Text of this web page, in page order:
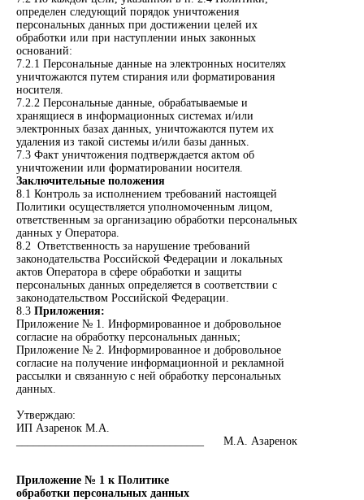
определен следующий порядок уничтожения
персональных данных при достижении целей их
обработки или при наступлении иных законных
оснований:
7.2.1 Персональные данные на электронных носителях
уничтожаются путем стирания или форматирования
носителя.
7.2.2 Персональные данные, обрабатываемые и
хранящиеся в информационных системах и/или
электронных базах данных, уничтожаются путем их
удаления из такой системы и/или базы данных.
7.3 Факт уничтожения подтверждается актом об
уничтожении или форматировании носителя.
Заключительные положения
8.1 Контроль за исполнением требований настоящей
Политики осуществляется уполномоченным лицом,
ответственным за организацию обработки персональных
данных у Оператора.
8.2 Ответственность за нарушение требований
законодательства Российской Федерации и локальных
актов Оператора в сфере обработки и защиты
персональных данных определяется в соответствии с
законодательством Российской Федерации.
8.3 Приложения:
Приложение № 1. Информированное и добровольное
согласие на обработку персональных данных;
Приложение № 2. Информированное и добровольное
согласие на получение информационной и рекламной
рассылки и связанную с ней обработку персональных
данных.
Утверждаю:
ИП Азаренок М.А.
_________________________________ М.А. Азаренок
Приложение № 1 к Политике
обработки персональных данных